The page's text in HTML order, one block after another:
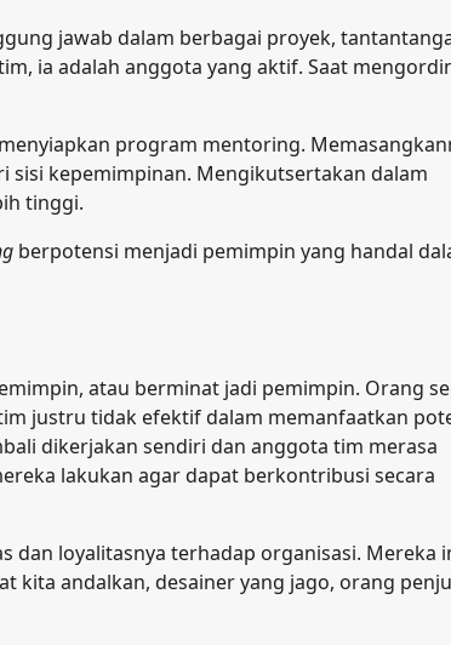
jawab dalam berbagai proyek,
ia adalah anggota yang aktif. Saat
program mentoring.
kepemimpinan. Mengikutsertakan dalam
tinggi.
berpotensi menjadi pemimpin yang handal
atau berminat jadi pemimpin. Orang
justru tidak efektif dalam memanfaatkan
dikerjakan sendiri dan anggota tim merasa
lakukan agar dapat berkontribusi secara
dan loyalitasnya terhadap organisasi. Mereka
kita andalkan, desainer yang jago, orang